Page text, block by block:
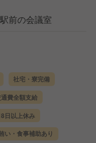
前の会議室
社宅・寮完備
費全額支給
8日以上休み
い・食事補助あり